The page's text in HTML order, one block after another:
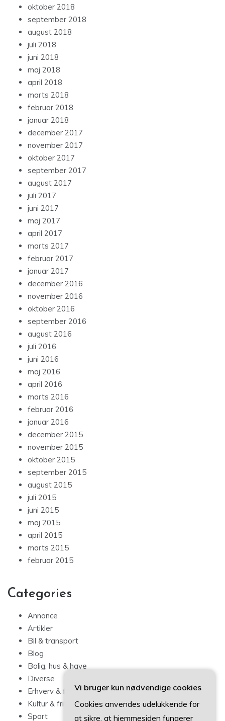
oktober 2018
september 2018
august 2018
juli 2018
juni 2018
maj 2018
april 2018
marts 2018
februar 2018
januar 2018
december 2017
november 2017
oktober 2017
september 2017
august 2017
juli 2017
juni 2017
maj 2017
april 2017
marts 2017
februar 2017
januar 2017
december 2016
november 2016
oktober 2016
september 2016
august 2016
juli 2016
juni 2016
maj 2016
april 2016
marts 2016
februar 2016
januar 2016
december 2015
november 2015
oktober 2015
september 2015
august 2015
juli 2015
juni 2015
maj 2015
april 2015
marts 2015
februar 2015
Categories
Annonce
Artikler
Bil & transport
Blog
Bolig, hus & have
Diverse
Erhverv & forbrug
Kultur & fritid
Sport
Vi bruger kun nødvendige cookies
Cookies anvendes udelukkende for
at sikre, at hjemmesiden fungerer